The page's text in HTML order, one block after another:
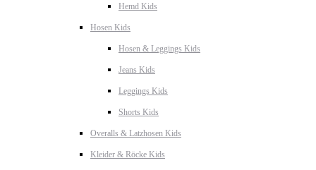
Hemd Kids
Hosen Kids
Hosen & Leggings Kids
Jeans Kids
Leggings Kids
Shorts Kids
Overalls & Latzhosen Kids
Kleider & Röcke Kids